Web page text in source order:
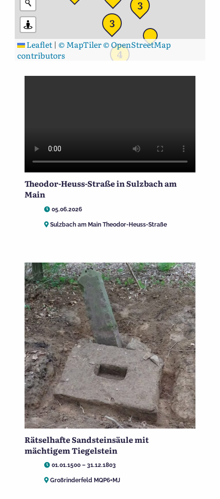
3
4
3
Leaflet | © MapTiler© OpenStreetMap
contributors
Theodor-Heuss-Straße in Sulzbach am
Main
05.06.2026
Sulzbach am Main Theodor-Heuss-Straße
Rätselhafte Sandsteinsäule mit
mächtigem Tiegelstein
01.01.1500 – 31.12.1803
Großrinderfeld MQP6+MJ